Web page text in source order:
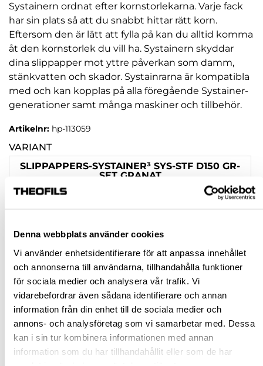
Denna webbplats använder cookies
Vi använder enhetsidentifierare för att anpassa innehållet
och annonserna till användarna, tillhandahålla funktioner
för sociala medier och analysera vår trafik. Vi
vidarebefordrar även sådana identifierare och annan
information från din enhet till de sociala medier och
annons- och analysföretag som vi samarbetar med. Dessa
kan i sin tur kombinera informationen med annan
information som du har tillhandahållit eller som de har
Systainern ordnat efter kornstorlekarna. Varje fack
har sin plats så att du snabbt hittar rätt korn.
Eftersom den är lätt att fylla på kan du alltid komma
åt den kornstorlek du vill ha. Systainern skyddar
dina slippapper mot yttre påverkan som damm,
stänkvatten och skador. Systainrarna är kompatibla
med och kan kopplas på alla föregående Systainer-
generationer samt många maskiner och tillbehör.
Artikelnr: hp-113059
VARIANT
SLIPPAPPERS-SYSTAINER³ SYS-STF D150 GR-
SET GRANAT
SLIPPAPPERS-SYSTAINER³ SYS-STF D125 GR-
SLIPPAPPERS-SYSTAINER³ SYS-STF D90/V93
SLIPPAPPERS-SYSTAINER³ SYS-STF 80X133
GR-SET GRANAT
SLIPPAPPERS-SYSTAINER³ SYS-STF DELTA
GR-SET GRANAT
Rensa val